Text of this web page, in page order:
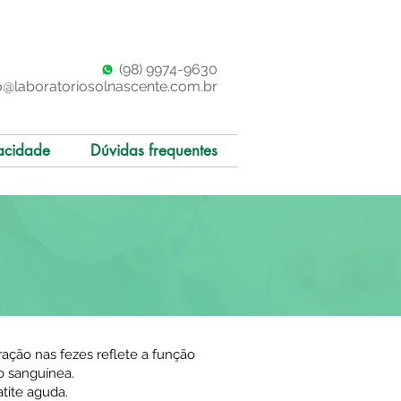
(98) 9974-9630
Dúvidas frequentes
nas fezes reflete a função
sanguínea.
aguda.